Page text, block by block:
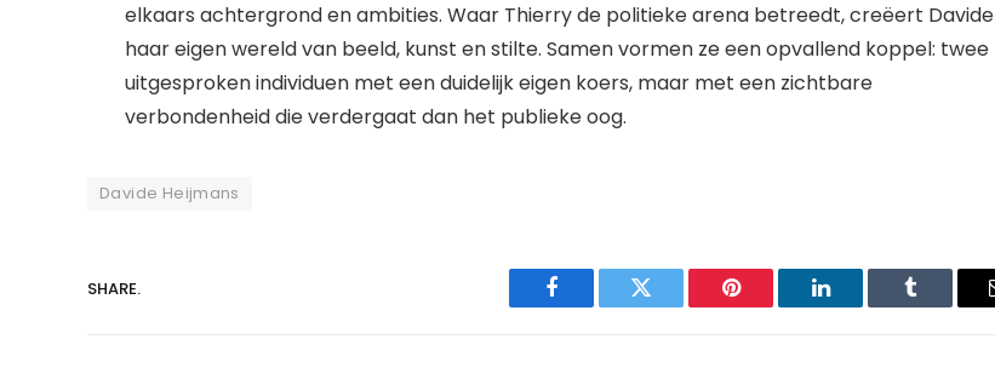
elkaars achtergrond en ambities. Waar Thierry de politieke arena betreedt, creëert Davide
haar eigen wereld van beeld, kunst en stilte. Samen vormen ze een opvallend koppel: twee
uitgesproken individuen met een duidelijk eigen koers, maar met een zichtbare
verbondenheid die verdergaat dan het publieke oog.
Davide Heijmans
SHARE.
Facebook Twitter Pinterest LinkedIn Tumblr